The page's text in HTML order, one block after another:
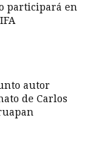
participará en
autor
de Carlos